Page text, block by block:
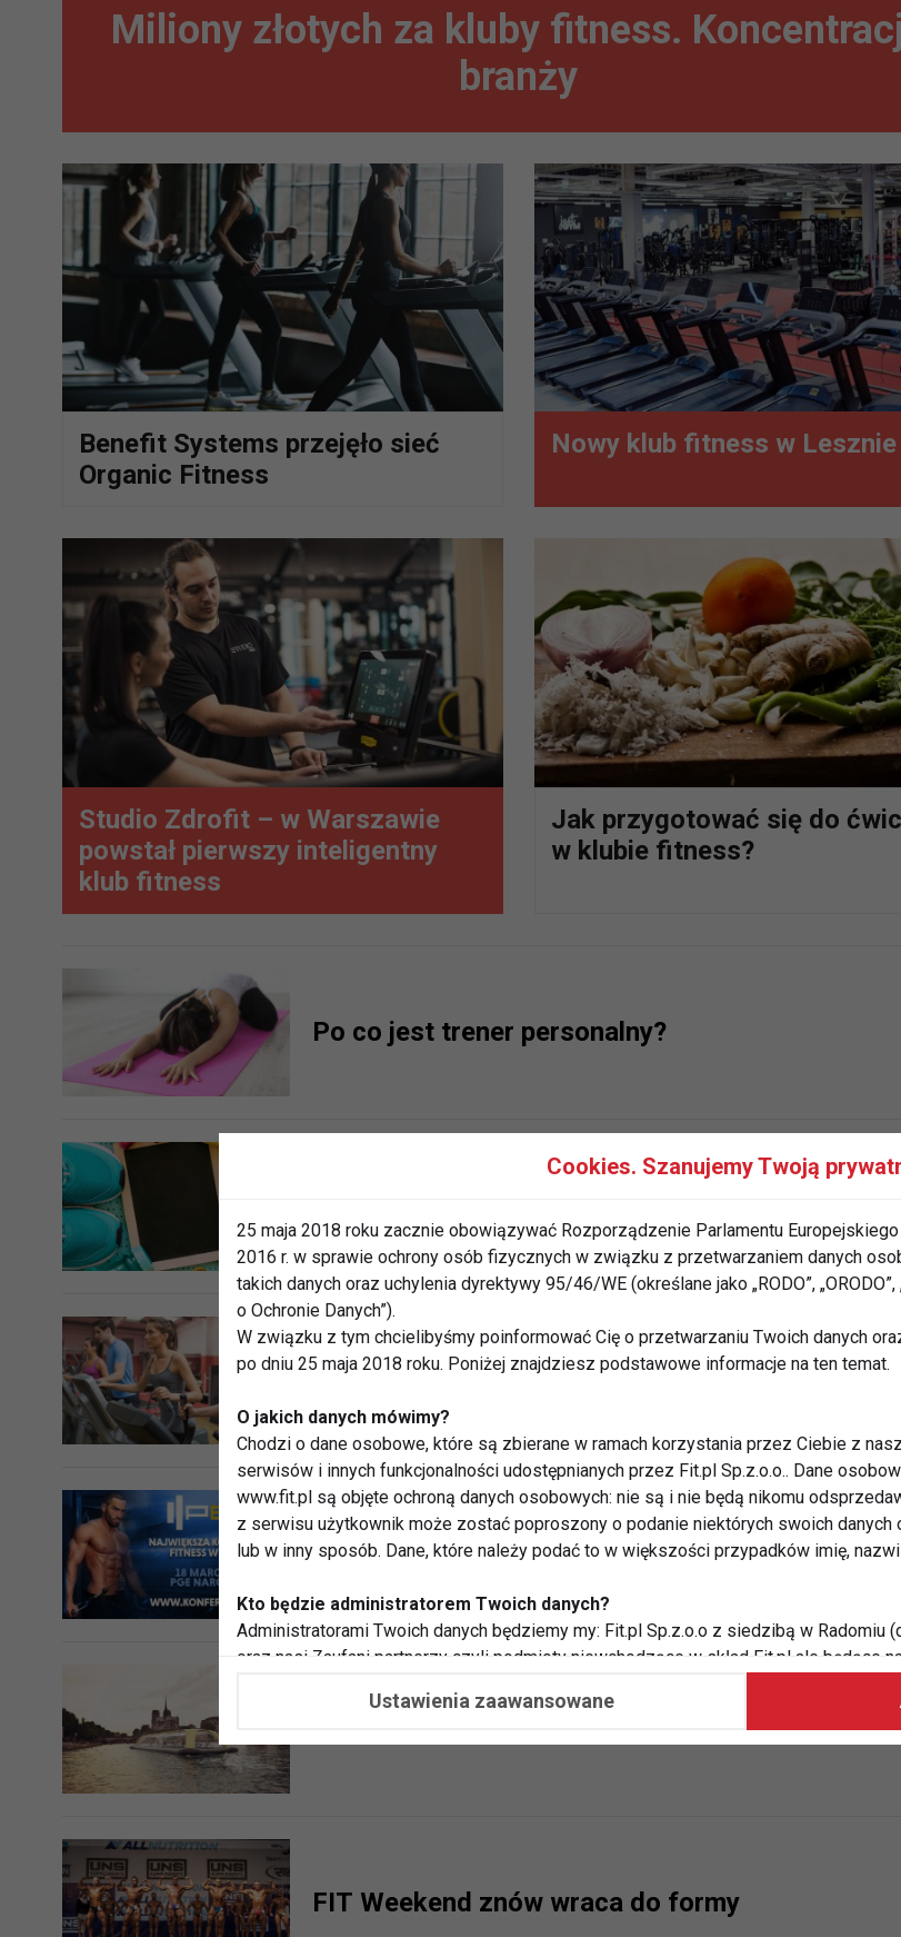
Miliony złotych za kluby fitness.
branży
Benefit Systems przejęło sieć
Organic Fitness
Nowy klub fitness w Lesznie
Studio Zdrofit – w Warszawie
powstał pierwszy inteligentny
klub fitness
Jak przygotować się do
w klubie fitness?
Po co jest trener personalny?
Polacy w fitness klubie
Ogólnopolski Zjazd Trenerów Personalnych na
Paris Navigating Gym - fitness na środku
FIT Weekend znów wraca do formy
Cookies. Szanujemy Twoją
25 maja 2018 roku zacznie obowiązywać Rozporządzenie Parlamentu
2016 r. w sprawie ochrony osób fizycznych w związku z przetwarzaniem danych
takich danych oraz uchylenia dyrektywy 95/46/WE (określane jako „RODO”,
o Ochronie Danych”).
W związku z tym chcielibyśmy poinformować Cię o przetwarzaniu Twoich danych
po dniu 25 maja 2018 roku. Poniżej znajdziesz podstawowe informacje na ten temat.
O jakich danych mówimy?
Chodzi o dane osobowe, które są zbierane w ramach korzystania przez Ciebie z
serwisów i innych funkcjonalności udostępnianych przez Fit.pl Sp.z.o.o.. Dane
www.fit.pl są objęte ochroną danych osobowych: nie są i nie będą nikomu
z serwisu użytkownik może zostać poproszony o podanie niektórych swoich
lub w inny sposób. Dane, które należy podać to w większości przypadków imię,
Kto będzie administratorem Twoich danych?
Administratorami Twoich danych będziemy my: Fit.pl Sp.z.o.o z siedzibą w Radomiu
oraz nasi Zaufani partnerzy czyli podmioty niewchodzące w skład Fit.pl ale będące
potrzeb i zainteresowań.
Dlaczego chcemy przetwarzać Twoje dane?
Przetwarzamy te dane w celach, aby:
przeprowadzania konkursów z nagrodami,
zapewnić Ci większe bezpieczeństwo usług, w tym aby wykryć ewentualne boty,
pokazywać Ci reklamy dopasowane do Twoich potrzeb i zainteresowań,
dokonywać pomiarów, które pozwalają nam udoskonalać nasze usługi i sprawić, że
Ustawienia zaawansowane